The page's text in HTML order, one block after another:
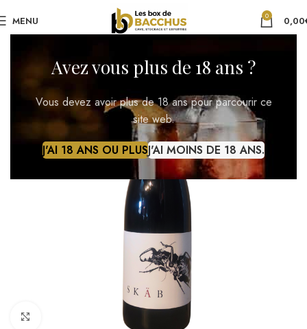
Avez vous plus de 18 ans ?
Vous devez avoir plus de 18 ans pour parcourir ce
site web.
J'AI 18 ANS OU PLUSJ'AI MOINS DE 18 ANS.
MENU 0 0,00
Cliquez pour agrandir